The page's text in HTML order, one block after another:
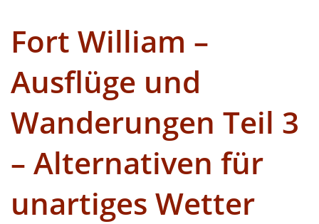
Fort William –
Ausflüge und
Wanderungen Teil 3
– Alternativen für
unartiges Wetter